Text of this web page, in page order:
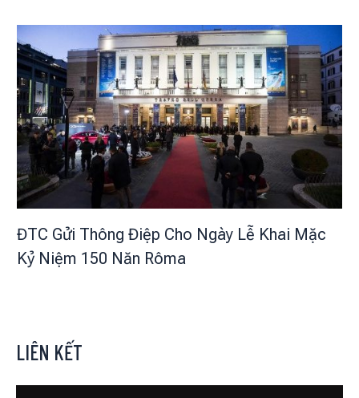
ĐTC Gửi Thông Điệp Cho Ngày Lễ Khai Mặc
Kỷ Niệm 150 Năn Rôma
LIÊN KẾT